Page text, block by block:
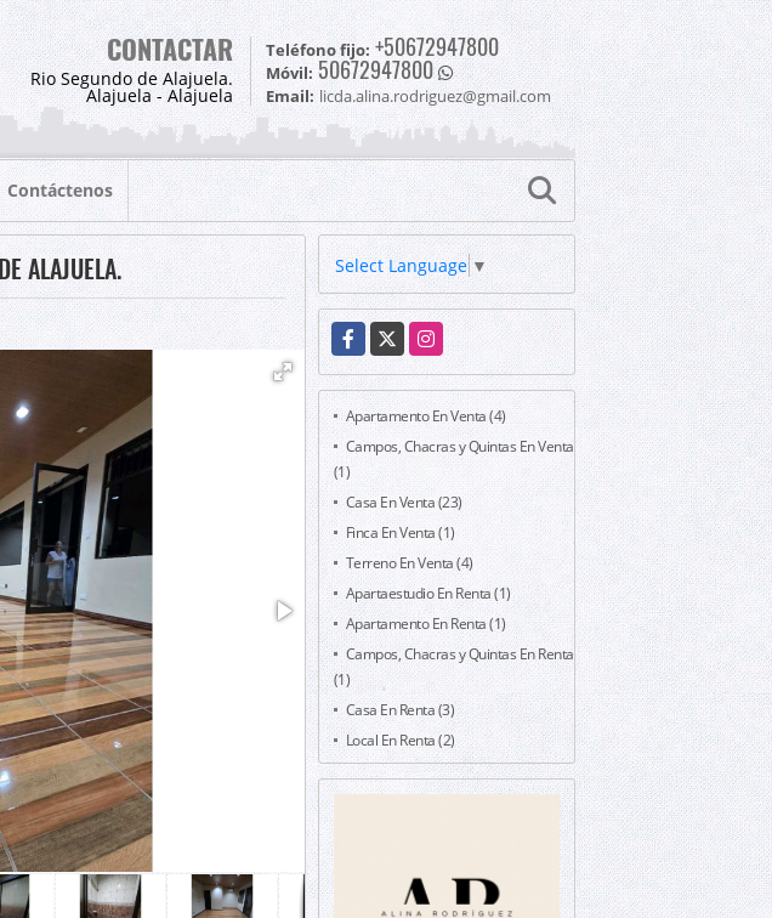
CONTACTAR
Rio Segundo de Alajuela.
Alajuela - Alajuela
Teléfono fijo: +50672947800
Móvil: 50672947800
Email: licda.alina.rodriguez@gmail.com
Contáctenos
ALAJUELA. Select Language ▼
Facebook
X Instagram
Apartamento En Venta (4)
Campos, Chacras y Quintas En Venta
(1)
Casa En Venta (23)
Finca En Venta (1)
Terreno En Venta (4)
Apartaestudio En Renta (1)
Apartamento En Renta (1)
Campos, Chacras y Quintas En Renta
(1)
Casa En Renta (3)
Local En Renta (2)